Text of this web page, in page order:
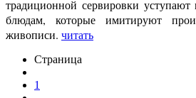
традиционной сервировки
блюдам, которые имитируют
живописи. читать
Страница
1